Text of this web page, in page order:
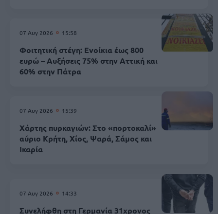
07 Αυγ 2026 15:58
Φοιτητική στέγη: Ενοίκια έως 800
ευρώ – Αυξήσεις 75% στην Αττική και
60% στην Πάτρα
07 Αυγ 2026 15:39
Χάρτης πυρκαγιών: Στο «πορτοκαλί»
αύριο Κρήτη, Χίος, Ψαρά, Σάμος και
Ικαρία
07 Αυγ 2026 14:33
Συνελήφθη στη Γερμανία 31χρονος